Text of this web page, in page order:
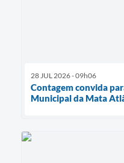
28 JUL 2026 - 09h06
Contagem convida
Municipal da Mata